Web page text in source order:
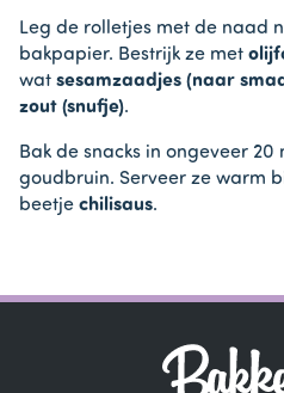
Leg de rolletjes met de naad
bakpapier. Bestrijk ze met
wat sesamzaadjes (naar
zout (snufje).
Bak de snacks in ongeveer
goudbruin. Serveer ze warm
beetje chilisaus.